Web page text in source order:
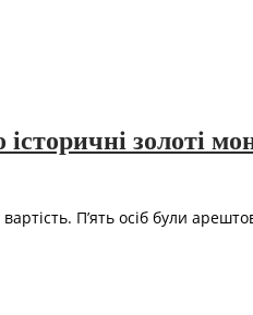
золоті
П’ять осіб були